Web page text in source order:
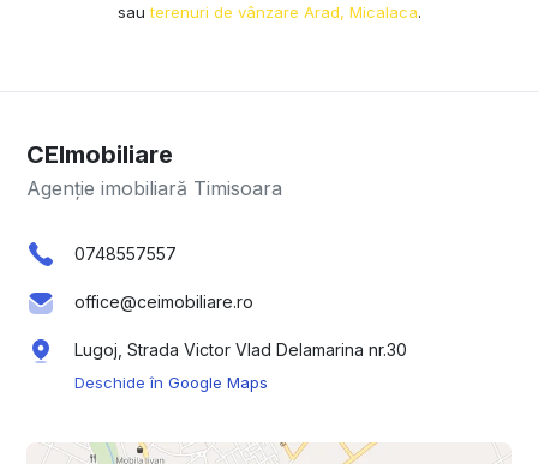
sauterenuri de vânzare Arad, Micalaca.
CEImobiliare
Agenție imobiliară Timisoara
0748557557
office@ceimobiliare.ro
Lugoj, Strada Victor Vlad Delamarina nr.30
Deschide în Google Maps